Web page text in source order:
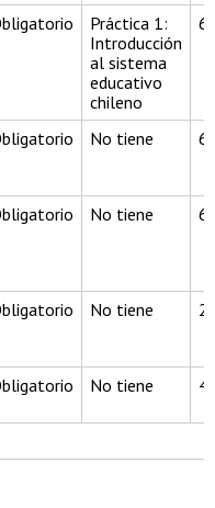
Práctica 1:
Introducción
al sistema
educativo
chileno
6
No tiene 6
No tiene 6
No tiene 2
No tiene 4